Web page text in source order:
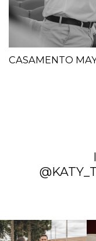
CASAMENTO